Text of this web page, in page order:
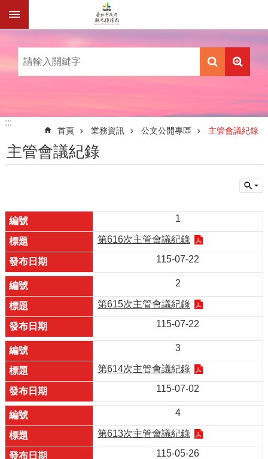
跳到主要內容區塊
:::
:::
首頁 業務資訊 公文公開專區 主管會議紀錄
主管會議紀錄
1
第616次主管會議紀錄
115-07-22
2
第615次主管會議紀錄
115-07-22
3
第614次主管會議紀錄
115-07-02
4
第613次主管會議紀錄
115-05-26